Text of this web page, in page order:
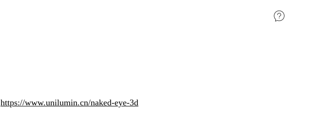
https://www.unilumin.cn/naked-eye-3d